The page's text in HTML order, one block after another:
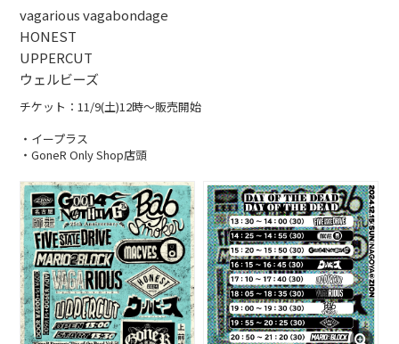
vagarious vagabondage
HONEST
UPPERCUT
ウェルビーズ
チケット：11/9(土)12時〜販売開始
・イープラス
・GoneR Only Shop店頭